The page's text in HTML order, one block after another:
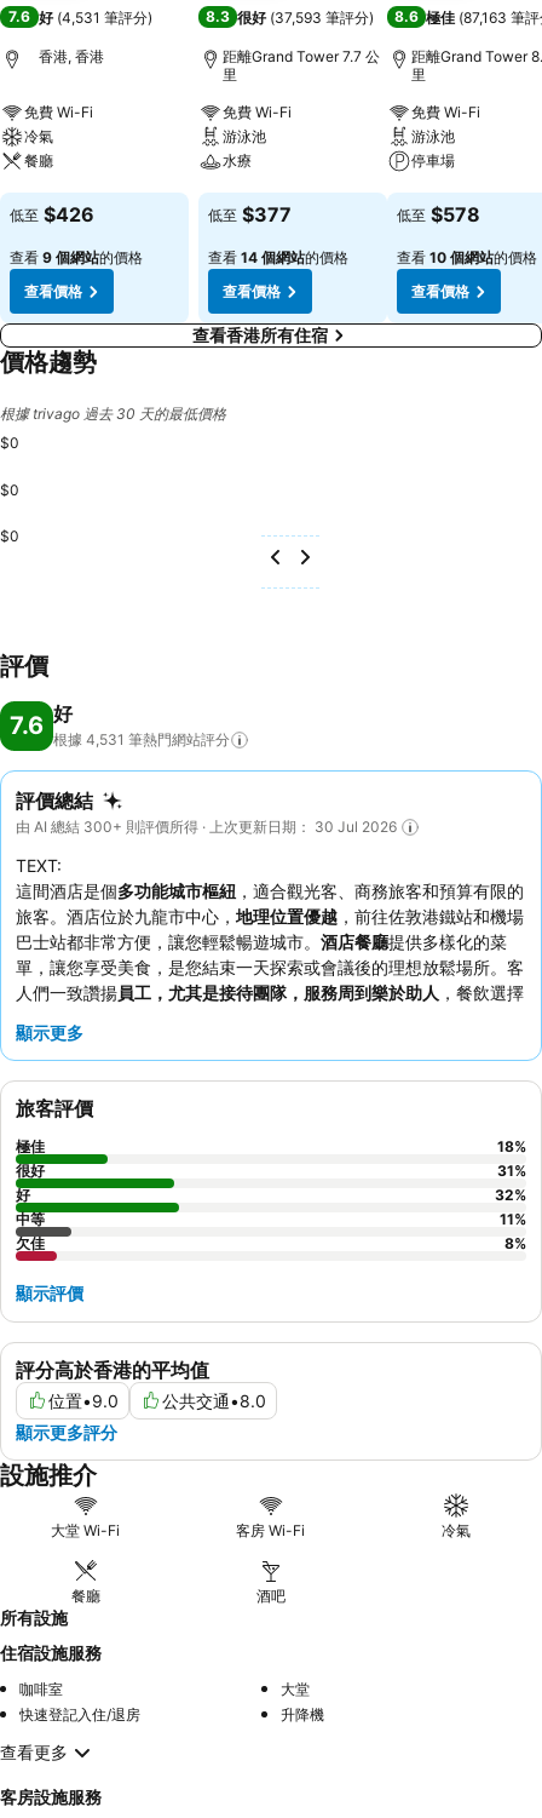
7.6 好 (4,531 筆評分)
香港, 香港
免費 Wi-Fi
冷氣
餐廳
查看價格
低至 $426
查看 9 個網站的價格
查看價格
8.3 很好 (37,593 筆評分)
距離Grand Tower 7.7 公
里
免費 Wi-Fi
游泳池
水療
查看價格
低至 $377
查看 14 個網站的價格
查看價格
8.6 極佳 (87,163 筆
距離Grand Tower
里
免費 Wi-Fi
游泳池
停車場
查看價格
低至 $578
查看 10 個網站的價格
查看價格
查看香港所有住宿
價格趨勢
根據 trivago 過去 30 天的最低價格
$0
$0
$0
評價
7.6 好
根據 4,531 筆熱門網站評分
評價總結
由 AI 總結 300+ 則評價所得 · 上次更新日期： 30 Jul 2026
TEXT:
這間酒店是個多功能城市樞紐 ，適合觀光客、商務旅客和預算有限的
旅客。酒店位於九龍市中心， 地理位置優越 ，前往佐敦港鐵站和機場
巴士站都非常方便，讓您輕鬆暢遊城市。 酒店餐廳提供多樣化的菜
單，讓您享受美食，是您結束一天探索或會議後的理想放鬆場所。客
人們一致讚揚員工，尤其是接待團隊，服務周到樂於助人 ，餐飲選擇
房。
顯示更多
評分高於香港的平均值
位置•9.0 公共交通•8.0
顯示更多評分
旅客評價
極佳 18%
很好
31%
好
32%
中等
11%
欠佳
8%
顯示評價
設施推介
大堂 Wi-Fi 客房 Wi-Fi 冷氣
餐廳 酒吧
所有設施
住宿設施服務
咖啡室
大堂
快速登記入住/退房
升降機
查看更多
客房設施服務